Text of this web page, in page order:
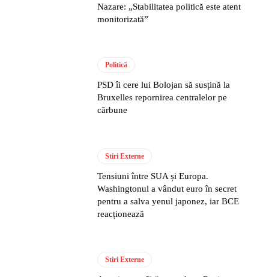
Nazare: „Stabilitatea politică este atent
monitorizată”
Politică
PSD îi cere lui Bolojan să susțină la
Bruxelles repornirea centralelor pe
cărbune
Stiri Externe
Tensiuni între SUA și Europa.
Washingtonul a vândut euro în secret
pentru a salva yenul japonez, iar BCE
reacționează
Stiri Externe